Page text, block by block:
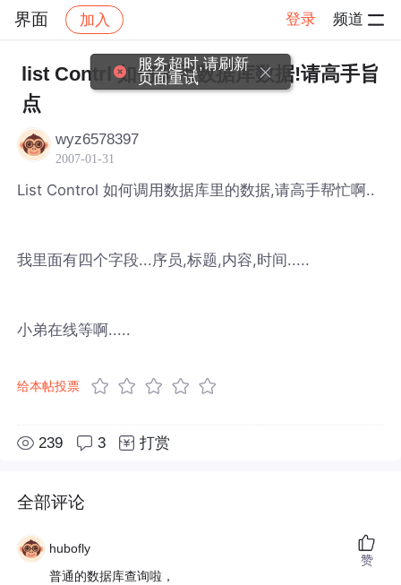
界面 加入 登录 频道
社区 界面 帖子详情
list Contrl 如何调用数据库数据!请高手旨
点
wyz6578397
2007-01-31
List Control 如何调用数据库里的数据,请高手帮忙啊..
我里面有四个字段...序员,标题,内容,时间.....
小弟在线等啊.....
给本帖投票
239 3 打赏
全部评论
hubofly
普通的数据库查询啦，
赞
服务超时,请刷新
页面重试